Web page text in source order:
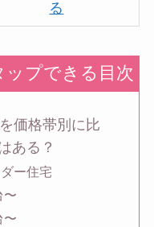
る
プできる目次
価格帯別に比
ある？
ー住宅
〜
〜